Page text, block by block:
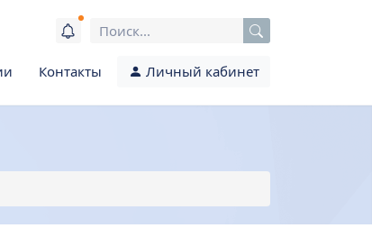
Контакты Личный кабинет